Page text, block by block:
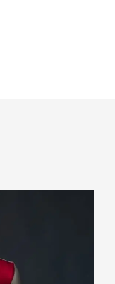
SOROGOYEN
[EL LIBRO ROJO]
ARRABEAUX